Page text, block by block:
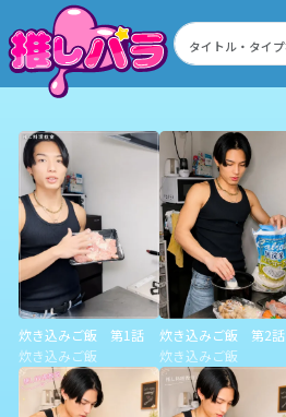
炊き込みご飯 第1話
炊き込みご飯
炊き込みご飯 第2話
炊き込みご飯